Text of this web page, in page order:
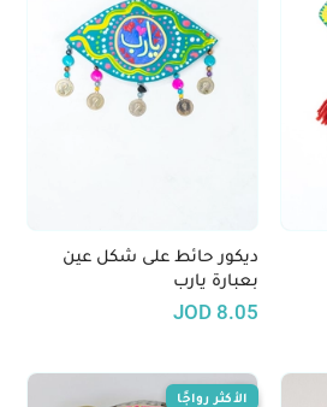
ديكور حائط على شكل عين
بعبارة يارب
8.05
JOD
الأكثر رواجًا